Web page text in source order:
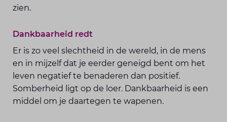
zien.
Dankbaarheid redt
Er is zo veel slechtheid in de wereld, in de mens
en in mijzelf dat je eerder geneigd bent om het
leven negatief te benaderen dan positief.
Somberheid ligt op de loer. Dankbaarheid is een
middel om je daartegen te wapenen.